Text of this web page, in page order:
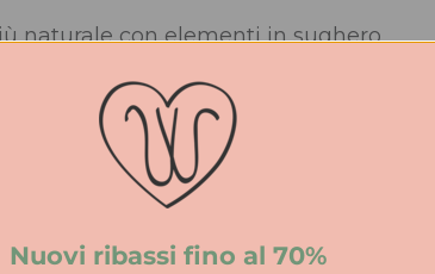
naturale con elementi in sughero
e linguetta sul tallone
Nuovi ribassi fino al 70%